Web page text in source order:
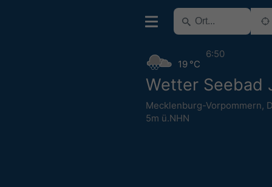
Wetter Seebad
Mecklenburg-Vorpommern,
5m ü.NHN
19 °C
6:50